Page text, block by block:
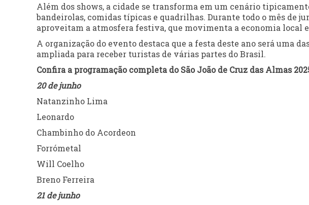
Além dos shows, a cidade se transforma em um cenário
bandeirolas, comidas típicas e quadrilhas. Durante todo o mês de
aproveitam a atmosfera festiva, que movimenta a economia local
A organização do evento destaca que a festa deste ano será uma
ampliada para receber turistas de várias partes do Brasil.
Confira a programação completa do São João de Cruz das Almas
20 de junho
Natanzinho Lima
Leonardo
Chambinho do Acordeon
Forrómetal
Will Coelho
Breno Ferreira
21 de junho